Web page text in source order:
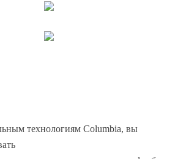
технологиям Columbia, вы